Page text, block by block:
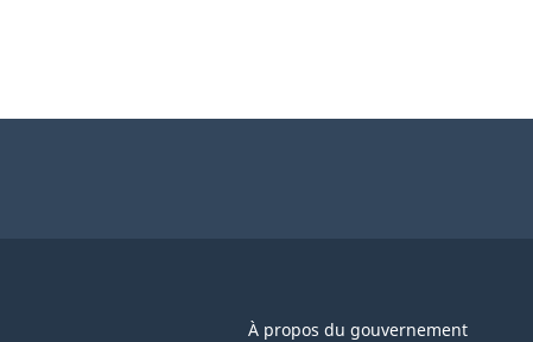
À propos du gouvernement